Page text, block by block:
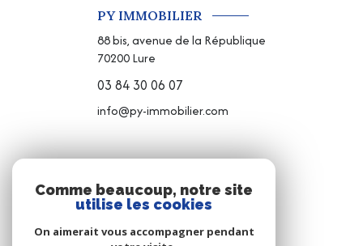
PY IMMOBILIER
88 bis, avenue de la République
70200Lure
03 84 30 06 07
info@py-immobilier.com
NOUS SUIVRE
Comme beaucoup, notre site
utilise les cookies
On aimerait vous accompagner pendant